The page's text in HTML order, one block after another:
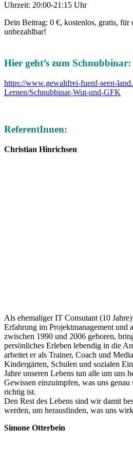
Uhrzeit: 20:00-21:15 Uhr
Dein Beitrag: 0 €, kostenlos, gratis,
unbezahlbar!
Hier geht’s zum Schnubbinar:
https://www.gewaltfrei-fuenf-seen-
Lernen/Schnubbinar-Wut-und-GFK
ReferentInnen:
Christian Hinrichsen
Als ehemaliger IT Consutant (10
Erfahrung im Projektmanagement und
zwischen 1990 und 2006 geboren,
persönliches Erleben lebendig in die
arbeitet er als Trainer, Coach und
Kindergärten, Schulen und sozialen
Jahre unseren Lebens tun alle um uns
Gewissen einzuimpfen, was uns genau
richtig ist.
Den Rest des Lebens sind wir damit
werden, um herausfinden, was uns
Simone Otterbein